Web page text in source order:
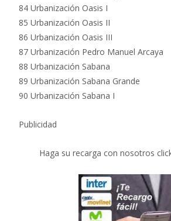
84 Urbanización Oasis I
85 Urbanización Oasis II
86 Urbanización Oasis III
87 Urbanización Pedro Manuel Arcaya
88 Urbanización Sabana
89 Urbanización Sabana Grande
90 Urbanización Sabana I
Publicidad
Haga su recarga con nosotros